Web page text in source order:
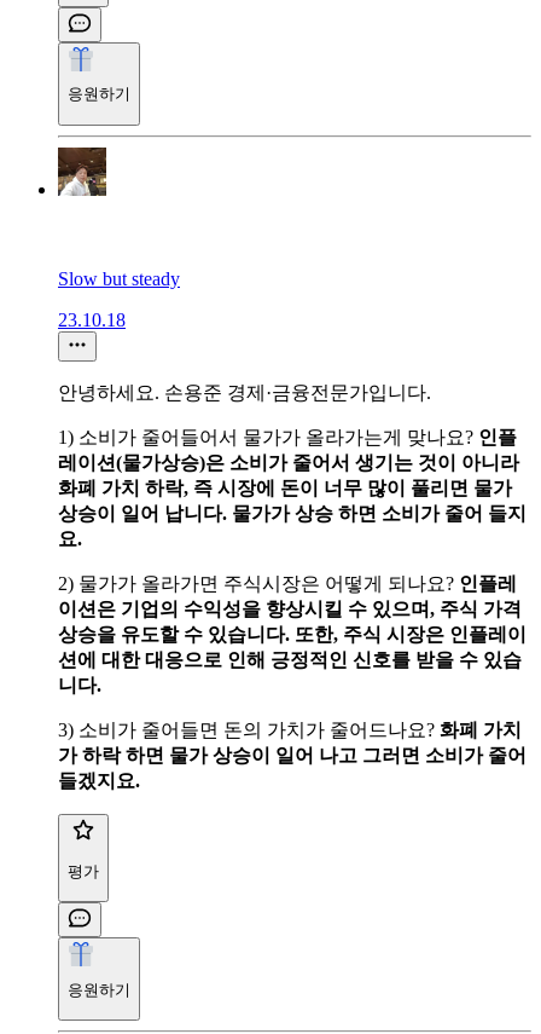
응원하기
Slow but steady
23.10.18
안녕하세요. 손용준 경제·금융전문가입니다.
1) 소비가 줄어들어서 물가가 올라가는게 맞나요? 인플
레이션(물가상승)은 소비가 줄어서 생기는 것이 아니라
화폐 가치 하락, 즉 시장에 돈이 너무 많이 풀리면 물가
상승이 일어 납니다. 물가가 상승 하면 소비가 줄어 들지
요.
2) 물가가 올라가면 주식시장은 어떻게 되나요? 인플레
이션은 기업의 수익성을 향상시킬 수 있으며, 주식 가격
상승을 유도할 수 있습니다. 또한, 주식 시장은 인플레이
션에 대한 대응으로 인해 긍정적인 신호를 받을 수 있습
니다.
3) 소비가 줄어들면 돈의 가치가 줄어드나요? 화폐 가치
가 하락 하면 물가 상승이 일어 나고 그러면 소비가 줄어
들겠지요.
평가
응원하기